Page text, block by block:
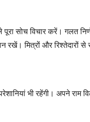
सोच विचार करें। गलत
रखें। मित्रों और
भी रहेंगी। अपने